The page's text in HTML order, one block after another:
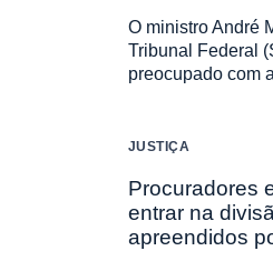
O ministro André
Tribunal Federal
preocupado com
JUSTIÇA
Procuradores
entrar na
apreendidos